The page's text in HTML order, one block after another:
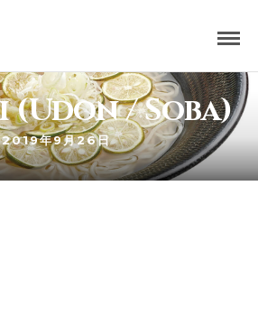
(Udon / Soba)
2019年9月26日